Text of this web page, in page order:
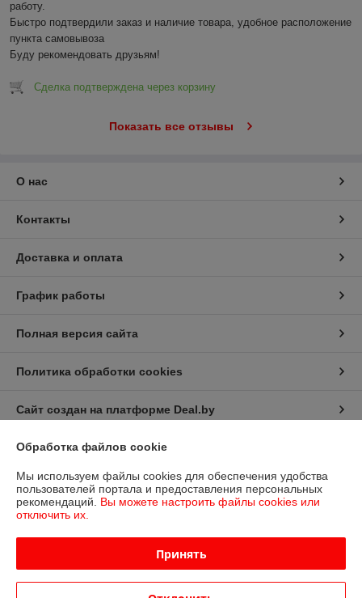
работу.
Быстро подтвердили заказ и наличие товара, удобное расположение
пункта самовывоза
Буду рекомендовать друзьям!
Сделка подтверждена через корзину
Показать все отзывы
О нас
Контакты
Доставка и оплата
График работы
Полная версия сайта
Политика обработки cookies
Сайт создан на платформе Deal.by
Юридическое лицо:Общество с ограниченной ответственностью
«Дюкон плюс»
РБ, 220138, г. Минск, ул. Стариновская 14А
Регистрационный номер ЕГР: 193677992
Регистрационный орган: Минский горисполком
Обработка файлов cookie
Мы используем файлы cookies для обеспечения удобства
пользователей портала и предоставления персональных
рекомендаций. Вы можете настроить файлы cookies или
отключить их.
Принять